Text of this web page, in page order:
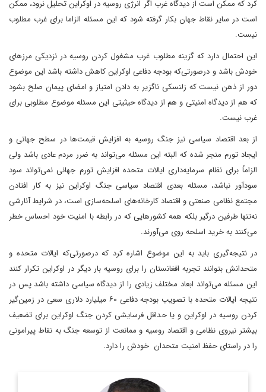
کرد که ممکن است از دیدگاه غرب اگر انرژی روسیه در اوکراین تحلیل نرود، ممکن
است در سایر نقاط جهان بکار گرفته شود که این مسئله الزاما برای غرب مطلوب
نیست.
این احتمال دارد که گزینه مطلوب غرب مشغول کردن روسیه در نزدیکی مرزهای
خودش باشد و درصورتی‌که بودجه دفاعی اوکراین کاهش داشته باشد این موضوع
دور از ذهن نیست که زلنسکی ناگزیر به دادن امتیاز و امضای پیمان صلح بشود
که هم از دیدگاه امنیتی و هم از دیدگاه حیثیتی این مسئله موضوع مطلوبی برای
غرب نیست.
از بعد اقتصاد سیاسی نیز جنگ روسیه به افزایش قیمت‌ها در سطح جهانی و
ایجاد تورم منجر شده‌ که البته این مسئله می‌تواند به ضرر مردم عادی باشد ولی
الزاماً برای نظام سرمایه‌داری ایالات متحده افزایش تورم جهانی نمی‌تواند سود
سودآور نباشد، مسئله بعدی اقتصاد سیاسی جنگ اوکراین نیز به کار افتادن
مجتمع نظامی صنعتی و اقتصاد کارخانه‌های اسلحه‌سازی است، در شرایط آنارشی
نه‌تنها طرفین درگیر بلکه همه کشورهایی که در رابطه ‌با امنیت خود احساس خطر
می‌کنند به خرید اسلحه روی می‌آورند.
در نتیجه‌گیری باید به این موضوع اشاره کرد که درصورتی‌که ایالات متحده و
متحدانش بتوانند تجربه افغانستان را برای روسیه بار دیگر در اوکراین تکرار کنند
این مسئله می‌تواند ابعاد مختلف زیادی را از دیدگاه سیاسی داشته باشد پس در
نتیجه ایالات متحده با تصویب بودجه دفاعی ۶۰ میلیارد دلاری سعی در زمین‌گیر
کردن روسیه در اوکراین و یا حداقل فرسایشی کردن جنگ اوکراین برای تضعیف
بیشتر نیروی نظامی و اقتصاد روسیه و ممانعت از توسعه جنگ به نقاط پیرامونی
را در راستای حفظ امنیت متحدان خودش را دارد.